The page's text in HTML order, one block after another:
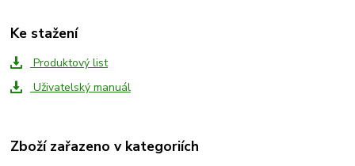
Ke stažení
Produktový list
Uživatelský manuál
Zboží zařazeno v kategoriích